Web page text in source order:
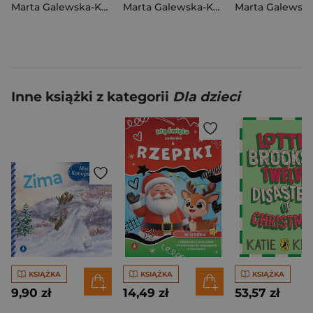
Marta Galewska-Kustra
Marta Galewska-Kustra
Inne książki z kategorii Dla dzieci
KSIĄŻKA
9,90 zł
KSIĄŻKA
14,49 zł
KSIĄŻKA
53,57 zł